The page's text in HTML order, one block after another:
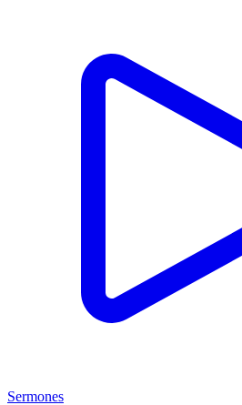
Sermones